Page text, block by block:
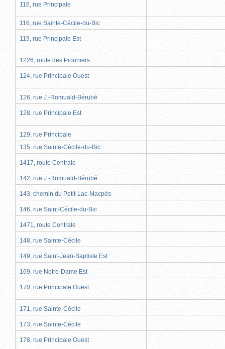
116, rue Principale
116, rue Sainte-Cécile-du-Bic
119, rue Principale Est
1226, route des Pionniers
124, rue Principale Ouest
126, rue J.-Romuald-Bérubé
128, rue Principale Est
129, rue Principale
135, rue Sainte-Cécile-du-Bic
1417, route Centrale
142, rue J.-Romuald-Bérubé
143, chemin du Petit-Lac-Macpès
146, rue Saint-Cécile-du-Bic
1471, route Centrale
148, rue Sainte-Cécile
149, rue Saint-Jean-Baptiste Est
169, rue Notre-Dame Est
170, rue Principale Ouest
171, rue Sainte-Cécile
173, rue Sainte-Cécile
178, rue Principale Ouest